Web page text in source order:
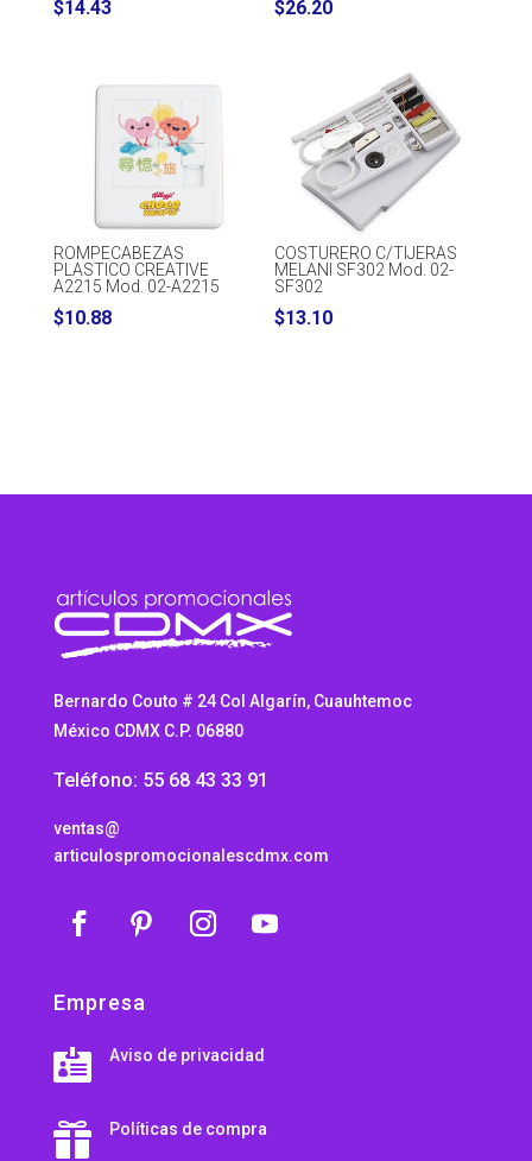
$14.43 $26.20
ROMPECABEZAS
PLASTICO CREATIVE
A2215 Mod. 02-A2215
$10.88
COSTURERO C/TIJERAS
MELANI SF302 Mod. 02-
SF302
$13.10
Bernardo Couto # 24 Col Algarín, Cuauhtemoc
México CDMX C.P. 06880
Teléfono: 55 68 43 33 91
ventas@
articulospromocionalescdmx.com
Empresa
 Aviso de privacidad
 Políticas de compra